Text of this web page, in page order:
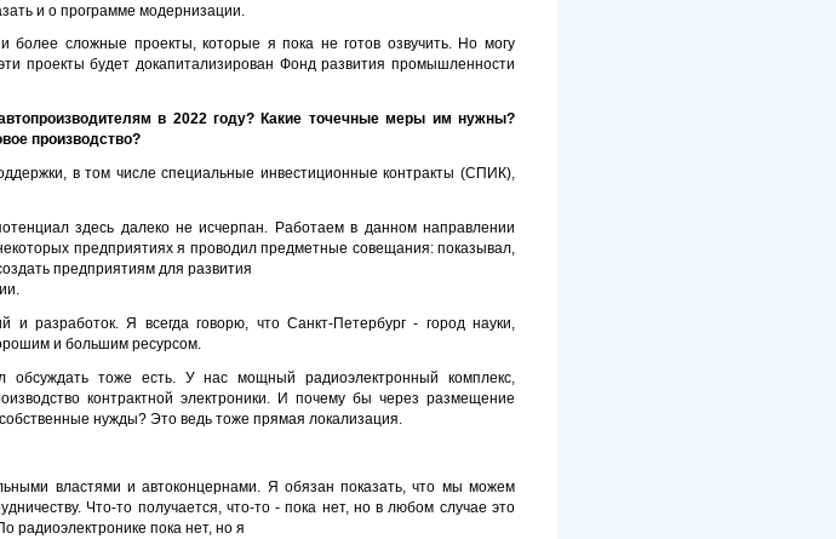
и о программе модернизации.
более сложные проекты, которые я пока не готов озвучить. Но могу
проекты будет докапитализирован Фонд развития промышленности
в 2022 году? Какие точечные меры им нужны?
производство?
в том числе специальные инвестиционные контракты (СПИК),
здесь далеко не исчерпан. Работаем в данном направлении
предприятиях я проводил предметные совещания: показывал,
предприятиям для развития
разработок. Я всегда говорю, что Санкт-Петербург - город науки,
и большим ресурсом.
обсуждать тоже есть. У нас мощный радиоэлектронный комплекс,
контрактной электроники. И почему бы через размещение
нужды? Это ведь тоже прямая локализация.
властями и автоконцернами. Я обязан показать, что мы можем
Что-то получается, что-то - пока нет, но в любом случае это
радиоэлектронике пока нет, но я